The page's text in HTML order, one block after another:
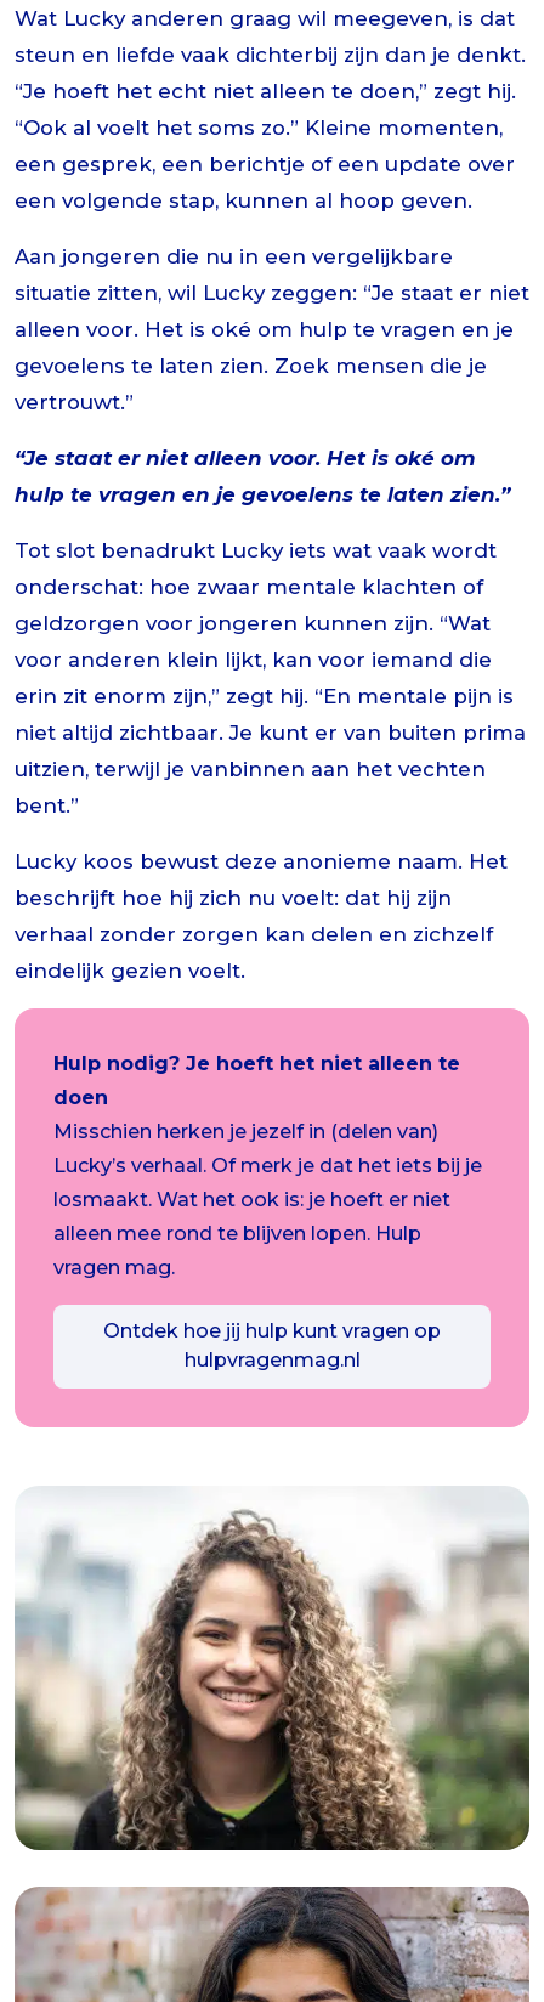
Wat Lucky anderen graag wil meegeven, is dat
steun en liefde vaak dichterbij zijn dan je denkt.
“Je hoeft het echt niet alleen te doen,” zegt hij.
“Ook al voelt het soms zo.” Kleine momenten,
een gesprek, een berichtje of een update over
een volgende stap, kunnen al hoop geven.
Aan jongeren die nu in een vergelijkbare
situatie zitten, wil Lucky zeggen: “Je staat er niet
alleen voor. Het is oké om hulp te vragen en je
gevoelens te laten zien. Zoek mensen die je
vertrouwt.”
“Je staat er niet alleen voor. Het is oké om
hulp te vragen en je gevoelens te laten zien.”
Tot slot benadrukt Lucky iets wat vaak wordt
onderschat: hoe zwaar mentale klachten of
geldzorgen voor jongeren kunnen zijn. “Wat
voor anderen klein lijkt, kan voor iemand die
erin zit enorm zijn,” zegt hij. “En mentale pijn is
niet altijd zichtbaar. Je kunt er van buiten prima
uitzien, terwijl je vanbinnen aan het vechten
bent.”
Lucky koos bewust deze anonieme naam. Het
beschrijft hoe hij zich nu voelt: dat hij zijn
verhaal zonder zorgen kan delen en zichzelf
eindelijk gezien voelt.
Hulp nodig? Je hoeft het niet alleen te
doen
Misschien herken je jezelf in (delen van)
Lucky’s verhaal. Of merk je dat het iets bij je
losmaakt. Wat het ook is: je hoeft er niet
alleen mee rond te blijven lopen. Hulp
vragen mag.
Ontdek hoe jij hulp kunt vragen op
hulpvragenmag.nl
05-03-2026
Eva (20): “Ik dacht dat ik de enige was
die zich zo voelde”